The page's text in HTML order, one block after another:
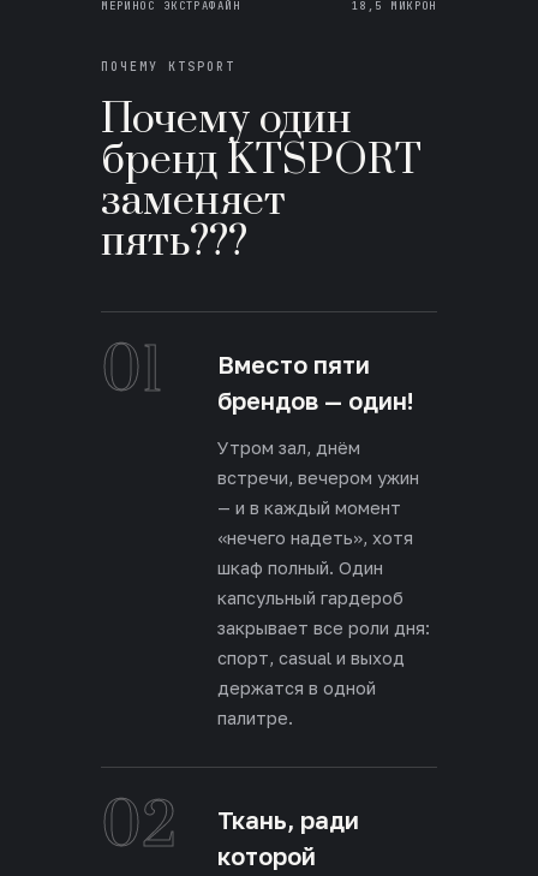
МЕРИНОС ЭКСТРАФАЙН 18,5 МИКРОН
ПОЧЕМУ KTSPORT
Почему один
бренд KTSPORT
заменяет
пять???
01
Вместо пяти
брендов — один!
Утром зал, днём
встречи, вечером ужин
— и в каждый момент
«нечего надеть», хотя
шкаф полный. Один
капсульный гардероб
закрывает все роли дня:
спорт, casual и выход
держатся в одной
палитре.
02
Ткань, ради
которой